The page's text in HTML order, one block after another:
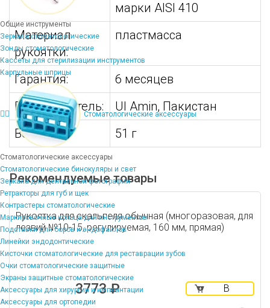
Общие инструменты
Зеркала стоматологические
Зонды стоматологические
Кассеты для стерилизации инструментов
Карпульные шприцы
Стоматологические аксессуары
Стоматологические аксессуары
Стоматологические бинокуляры и свет
Зеркала для дентальной фотографии
Ретракторы для губ и щек
Контрастеры стоматологические
Маркировочные кольца для инструментов
Подставки для боров и эндофайлов
Линейки эндодонтические
Кисточки стоматологические для реставрации зубов
Очки стоматологические защитные
Экраны защитные стоматологические
Аксессуары для хирургии и имплантации
Аксессуары для ортопедии
марки AISI 410
Материал
рукоятки:
пластмасса
Гарантия:
6 месяцев
Производитель:
Ul Amin, Пакистан
Вес:
51 г
Рекомендуемые товары
Рукоятка для скальпеля обычная (многоразовая, для
лезвий №10-15, регулируемая, 160 мм, прямая)
3773 ₽
В